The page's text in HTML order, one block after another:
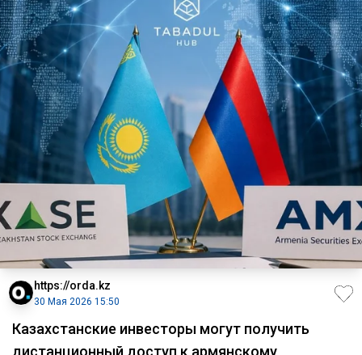
https://orda.kz
30 Мая 2026 15:50
Казахстанские инвесторы могут получить
дистанционный доступ к армянскому